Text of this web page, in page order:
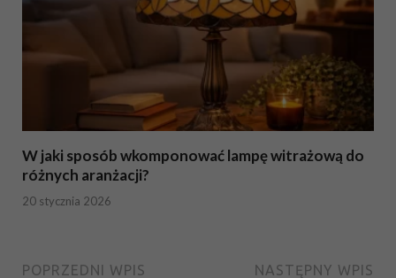
W jaki sposób wkomponować lampę witrażową do
różnych aranżacji?
20 stycznia 2026
POPRZEDNI WPIS NASTĘPNY WPIS